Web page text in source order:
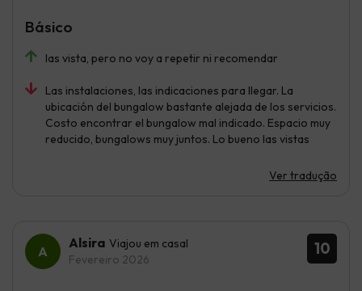
las vista, pero no voy a repetir ni recomendar
Las instalaciones, las indicaciones para llegar. La
ubicación del bungalow bastante alejada de los servicios.
Costo encontrar el bungalow mal indicado. Espacio muy
reducido, bungalows muy juntos. Lo bueno las vistas
Ver tradução
Básico
10
Alsira Viajou em casal
Fevereiro 2026